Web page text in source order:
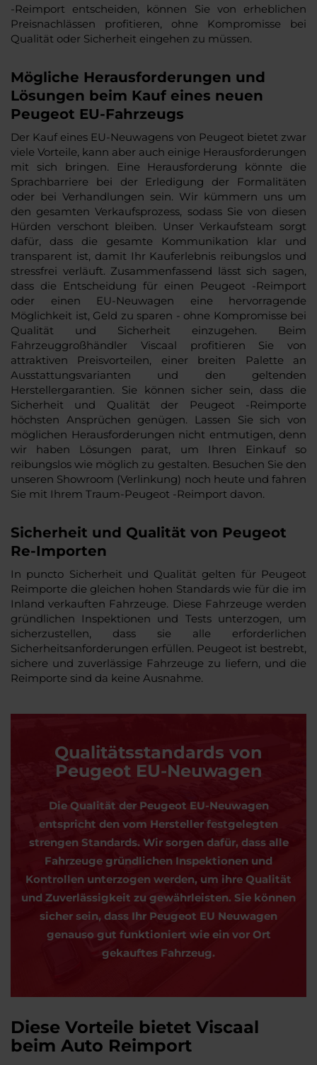
-Reimport entscheiden, können Sie von erheblichen
Preisnachlässen profitieren, ohne Kompromisse bei
Qualität oder Sicherheit eingehen zu müssen.
Mögliche Herausforderungen und
Lösungen beim Kauf eines neuen
Peugeot EU-Fahrzeugs
Der Kauf eines EU-Neuwagens von Peugeot bietet zwar
viele Vorteile, kann aber auch einige Herausforderungen
mit sich bringen. Eine Herausforderung könnte die
Sprachbarriere bei der Erledigung der Formalitäten
oder bei Verhandlungen sein. Wir kümmern uns um
den gesamten Verkaufsprozess, sodass Sie von diesen
Hürden verschont bleiben. Unser Verkaufsteam sorgt
dafür, dass die gesamte Kommunikation klar und
transparent ist, damit Ihr Kauferlebnis reibungslos und
stressfrei verläuft. Zusammenfassend lässt sich sagen,
dass die Entscheidung für einen Peugeot -Reimport
oder einen EU-Neuwagen eine hervorragende
Möglichkeit ist, Geld zu sparen - ohne Kompromisse bei
Qualität und Sicherheit einzugehen. Beim
Fahrzeuggroßhändler Viscaal profitieren Sie von
attraktiven Preisvorteilen, einer breiten Palette an
Ausstattungsvarianten und den geltenden
Herstellergarantien. Sie können sicher sein, dass die
Sicherheit und Qualität der Peugeot -Reimporte
höchsten Ansprüchen genügen. Lassen Sie sich von
möglichen Herausforderungen nicht entmutigen, denn
wir haben Lösungen parat, um Ihren Einkauf so
reibungslos wie möglich zu gestalten. Besuchen Sie den
unseren Showroom (Verlinkung) noch heute und fahren
Sie mit Ihrem Traum-Peugeot -Reimport davon.
Sicherheit und Qualität von Peugeot
Re-Importen
In puncto Sicherheit und Qualität gelten für Peugeot
Reimporte die gleichen hohen Standards wie für die im
Inland verkauften Fahrzeuge. Diese Fahrzeuge werden
gründlichen Inspektionen und Tests unterzogen, um
sicherzustellen, dass sie alle erforderlichen
Sicherheitsanforderungen erfüllen. Peugeot ist bestrebt,
sichere und zuverlässige Fahrzeuge zu liefern, und die
Reimporte sind da keine Ausnahme.
Qualitätsstandards von
Peugeot EU-Neuwagen
Die Qualität der Peugeot EU-Neuwagen
entspricht den vom Hersteller festgelegten
strengen Standards. Wir sorgen dafür, dass alle
Fahrzeuge gründlichen Inspektionen und
Kontrollen unterzogen werden, um ihre Qualität
und Zuverlässigkeit zu gewährleisten. Sie können
sicher sein, dass Ihr Peugeot EU Neuwagen
genauso gut funktioniert wie ein vor Ort
gekauftes Fahrzeug.
Diese Vorteile bietet Viscaal
beim Auto Reimport